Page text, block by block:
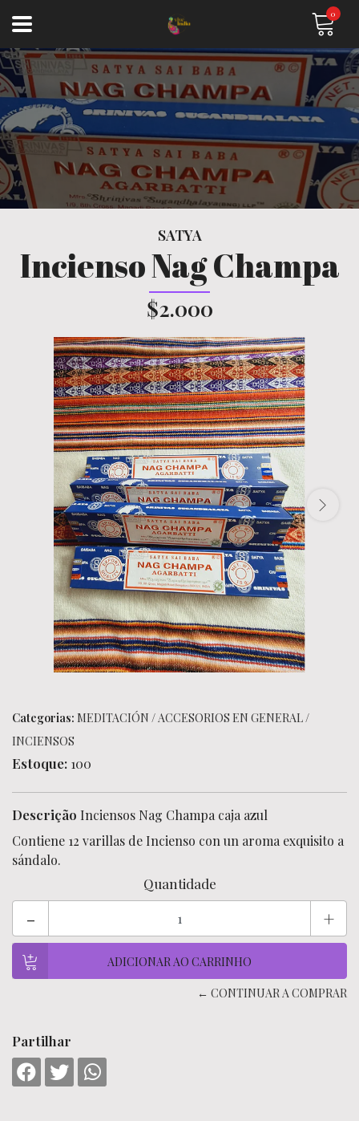
0
SATYA
Incienso Nag Champa
$2.000
Categorias: MEDITACIÓN /ACCESORIOS EN GENERAL/
INCIENSOS
Estoque: 100
Descrição Inciensos Nag Champa caja azul
Contiene 12 varillas de Incienso con un aroma exquisito a
sándalo.
Quantidade
- +
← CONTINUAR A COMPRAR
Partilhar